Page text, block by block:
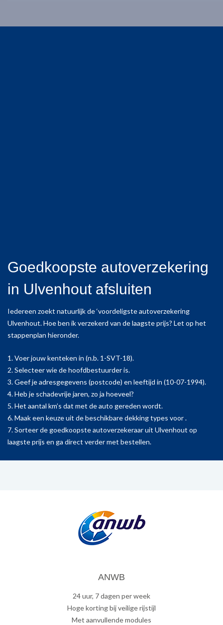
Goedkoopste autoverzekering
in Ulvenhout afsluiten
Iedereen zoekt natuurlijk de ‘voordeligste autoverzekering
Ulvenhout. Hoe ben ik verzekerd van de laagste prijs? Let op het
stappenplan hieronder.
1. Voer jouw kenteken in (n.b. 1-SVT-18).
2. Selecteer wie de hoofdbestuurder is.
3. Geef je adresgegevens (postcode) en leeftijd in (10-07-1994).
4. Heb je schadevrije jaren, zo ja hoeveel?
5. Het aantal km’s dat met de auto gereden wordt.
6. Maak een keuze uit de beschikbare dekking types voor .
7. Sorteer de goedkoopste autoverzekeraar uit Ulvenhout op
laagste prijs en ga direct verder met bestellen.
ANWB
24 uur, 7 dagen per week
Hoge korting bij veilige rijstijl
Met aanvullende modules